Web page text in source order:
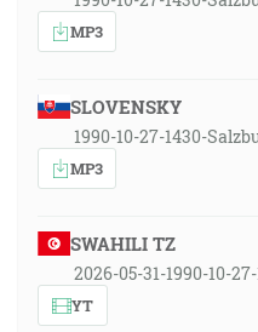
MP3
SLOVENSKY
1990-10-27-1430-
MP3
SWAHILI TZ
2026-05-31-1990-10-
YT